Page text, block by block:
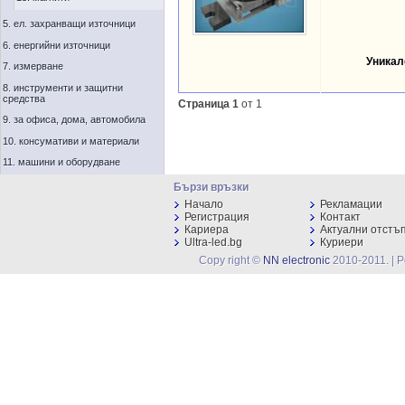
5. ел. захранващи източници
6. енергийни източници
7. измерване
8. инструменти и защитни
средства
9. за офиса, дома, автомобила
10. консумативи и материали
11. машини и оборудване
Страница 1 от 1
Бързи връзки
Начало
Рекламации
Регистрация
Контакт
Кариера
Актуални
Ultra-led.bg
Куриери
Copy right © NN electronic 2010-2011. |